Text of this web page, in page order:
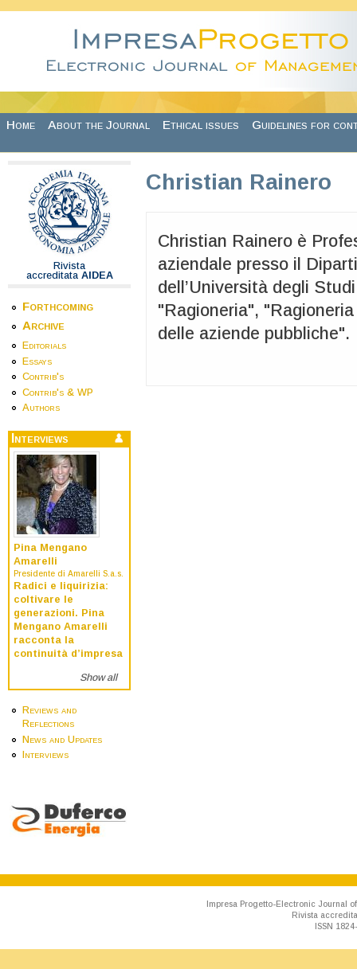
Home About the Journal Ethical issues Guidelines for
Rivista
accreditata AIDEA
Forthcoming
Archive
Editorials
Essays
Contrib's
Contrib's & WP
Authors
Interviews
Pina Mengano
Amarelli
Presidente di Amarelli S.a.s.
Radici e liquirizia:
coltivare le
generazioni. Pina
Mengano Amarelli
racconta la
continuità d’impresa
Show all
Reviews and
Reflections
News and Updates
Interviews
Christian Rainero
Christian Rainero è
aziendale presso il
dell’Università degli
"Ragioneria",
delle aziende pubbliche".
Impresa Progetto-Electronic Journal
Rivista
ISSN